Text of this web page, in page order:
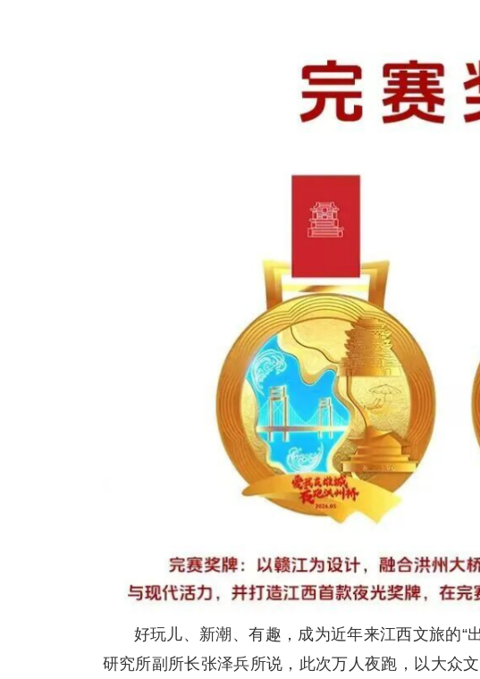
好玩儿、新潮、有趣，成为近年来江西文旅的“
研究所副所长张泽兵所说，此次万人夜跑，以大众